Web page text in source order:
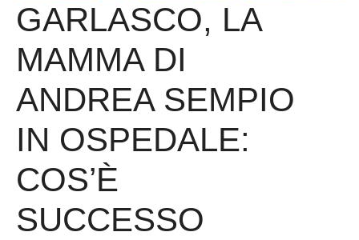
GARLASCO, LA
MAMMA DI
ANDREA SEMPIO
IN OSPEDALE:
COS’È
SUCCESSO